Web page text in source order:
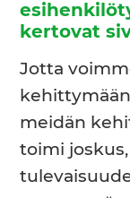
kertovat
Jotta
meidän
toimi